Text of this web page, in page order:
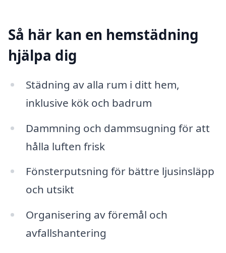
Så här kan en hemstädning
hjälpa dig
Städning av alla rum i ditt hem,
inklusive kök och badrum
Dammning och dammsugning för att
hålla luften frisk
Fönsterputsning för bättre ljusinsläpp
och utsikt
Organisering av föremål och
avfallshantering